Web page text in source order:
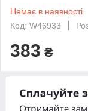
Немає в наявності
Код: W46933
383 ₴